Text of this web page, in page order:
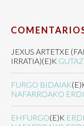
JEXUS ARTETXE
IRRATIA)(E)K
FURGO BIDAIAK
NAFARROAKO
EHFURGO(E)K